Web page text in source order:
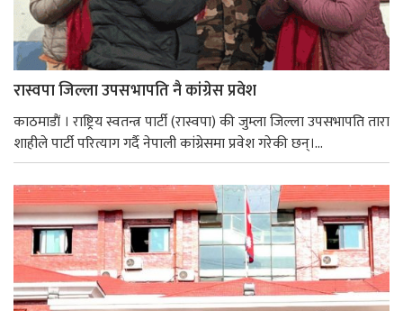
रास्वपा जिल्ला उपसभापति नै कांग्रेस प्रवेश
काठमाडाैं । राष्ट्रिय स्वतन्त्र पार्टी (रास्वपा) की जुम्ला जिल्ला उपसभापति तारा
शाहीले पार्टी परित्याग गर्दै नेपाली कांग्रेसमा प्रवेश गरेकी छन्।...